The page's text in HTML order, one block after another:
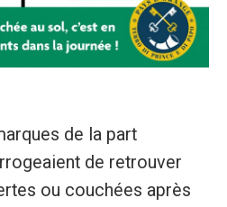
de la part
de retrouver
ou couchées après